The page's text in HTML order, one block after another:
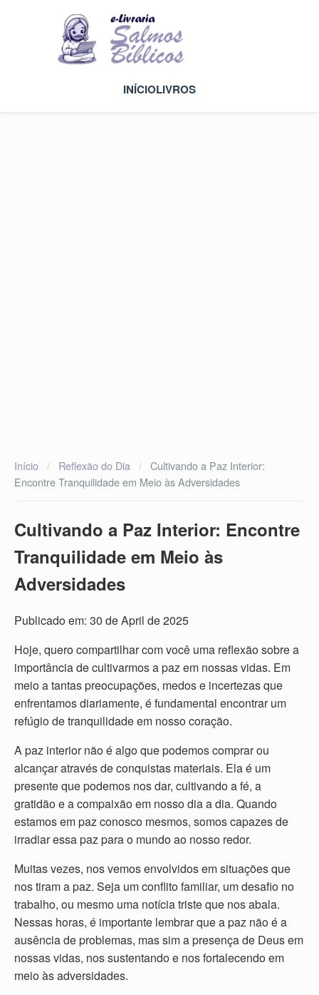
INÍCIOLIVROS
Início / Reflexão do Dia / Cultivando a Paz Interior:
Encontre Tranquilidade em Meio às Adversidades
Cultivando a Paz Interior: Encontre
Tranquilidade em Meio às
Adversidades
Publicado em: 30 de April de 2025
Hoje, quero compartilhar com você uma reflexão sobre a
importância de cultivarmos a paz em nossas vidas. Em
meio a tantas preocupações, medos e incertezas que
enfrentamos diariamente, é fundamental encontrar um
refúgio de tranquilidade em nosso coração.
A paz interior não é algo que podemos comprar ou
alcançar através de conquistas materiais. Ela é um
presente que podemos nos dar, cultivando a fé, a
gratidão e a compaixão em nosso dia a dia. Quando
estamos em paz conosco mesmos, somos capazes de
irradiar essa paz para o mundo ao nosso redor.
Muitas vezes, nos vemos envolvidos em situações que
nos tiram a paz. Seja um conflito familiar, um desafio no
trabalho, ou mesmo uma notícia triste que nos abala.
Nessas horas, é importante lembrar que a paz não é a
ausência de problemas, mas sim a presença de Deus em
nossas vidas, nos sustentando e nos fortalecendo em
meio às adversidades.